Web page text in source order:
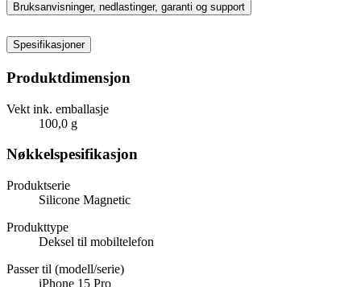
Bruksanvisninger, nedlastinger, garanti og support
Spesifikasjoner
Produktdimensjon
Vekt ink. emballasje
100,0 g
Nøkkelspesifikasjon
Produktserie
Silicone Magnetic
Produkttype
Deksel til mobiltelefon
Passer til (modell/serie)
iPhone 15 Pro